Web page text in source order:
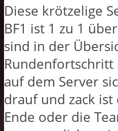
Diese krötzelige
BF1 ist 1 zu 1
sind in der
Rundenfortschritt
auf dem Server
drauf und zack ist
Ende oder die